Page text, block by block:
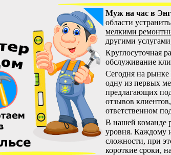
Муж на час в
области
мелкими
другими
Круглосуточная
обслуживание
Сегодня на
одну из первых
предлагающих
отзывов
ответственном
В нашей команде
уровня. Каждому
сложности, при
короткие сроки,